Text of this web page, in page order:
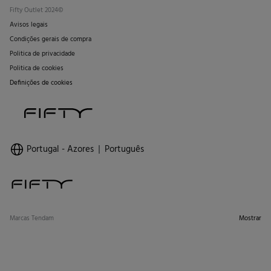
Fifty Outlet 2024©
Avisos legais
Condições gerais de compra
Politica de privacidade
Politica de cookies
Definições de cookies
Portugal - Azores Português
Marcas Tendam Mostrar